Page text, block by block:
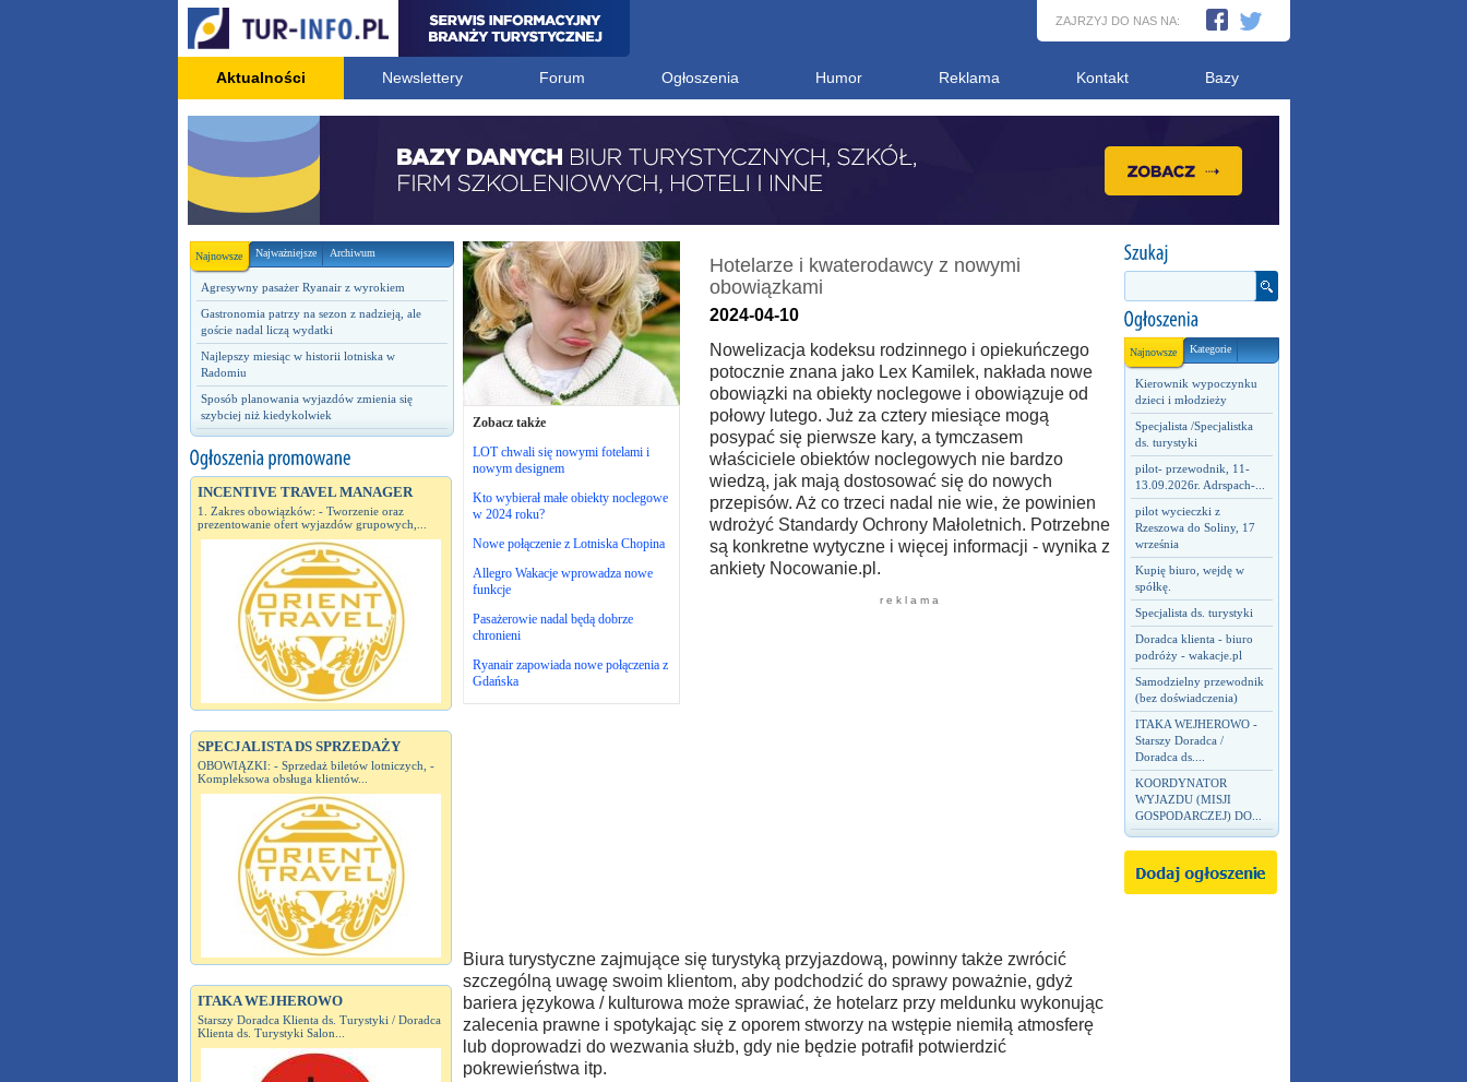
ZAJRZYJ DO NAS NA:
Aktualności Newslettery Forum Ogłoszenia Humor Reklama Kontakt Bazy
Najnowsze Najważniejsze Archiwum
Agresywny pasażer Ryanair z wyrokiem
Gastronomia patrzy na sezon z nadzieją, ale
goście nadal liczą wydatki
Najlepszy miesiąc w historii lotniska w
Radomiu
Sposób planowania wyjazdów zmienia się
szybciej niż kiedykolwiek
INCENTIVE TRAVEL MANAGER
1. Zakres obowiązków: - Tworzenie oraz
prezentowanie ofert wyjazdów grupowych,...
SPECJALISTA DS SPRZEDAŻY
OBOWIĄZKI: - Sprzedaż biletów lotniczych, -
Kompleksowa obsługa klientów...
ITAKA WEJHEROWO
Starszy Doradca Klienta ds. Turystyki / Doradca
Klienta ds. Turystyki Salon...
Najnowsze Kategorie
Kierownik wypoczynku
dzieci i młodzieży
Specjalista /Specjalistka
ds. turystyki
pilot- przewodnik, 11-
13.09.2026r. Adrspach-...
pilot wycieczki z
Rzeszowa do Soliny, 17
września
Kupię biuro, wejdę w
spółkę.
Specjalista ds. turystyki
Doradca klienta - biuro
podróży - wakacje.pl
Samodzielny przewodnik
(bez doświadczenia)
ITAKA WEJHEROWO -
Starszy Doradca /
Doradca ds....
KOORDYNATOR
WYJAZDU (MISJI
GOSPODARCZEJ) DO...
Zobacz także
LOT chwali się nowymi fotelami i
nowym designem
Kto wybierał małe obiekty noclegowe
w 2024 roku?
Nowe połączenie z Lotniska Chopina
Allegro Wakacje wprowadza nowe
funkcje
Pasażerowie nadal będą dobrze
chronieni
Ryanair zapowiada nowe połączenia z
Gdańska
Hotelarze i kwaterodawcy z nowymi
obowiązkami
2024-04-10
Nowelizacja kodeksu rodzinnego i opiekuńczego
potocznie znana jako Lex Kamilek, nakłada nowe
obowiązki na obiekty noclegowe i obowiązuje od
połowy lutego. Już za cztery miesiące mogą
posypać się pierwsze kary, a tymczasem
właściciele obiektów noclegowych nie bardzo
wiedzą, jak mają dostosować się do nowych
przepisów. Aż co trzeci nadal nie wie, że powinien
wdrożyć Standardy Ochrony Małoletnich. Potrzebne
są konkretne wytyczne i więcej informacji - wynika z
ankiety Nocowanie.pl.
r e k l a m a
Biura turystyczne zajmujące się turystyką przyjazdową, powinny także zwrócić
szczególną uwagę swoim klientom, aby podchodzić do sprawy poważnie, gdyż
bariera językowa / kulturowa może sprawiać, że hotelarz przy meldunku wykonując
zalecenia prawne i spotykając się z oporem stworzy na wstępie niemiłą atmosferę
lub doprowadzi do wezwania służb, gdy nie będzie potrafił potwierdzić
pokrewieństwa itp.